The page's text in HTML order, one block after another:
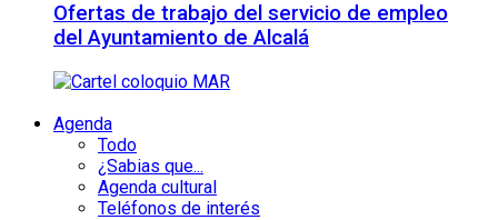
Ofertas de trabajo del servicio de empleo
del Ayuntamiento de Alcalá
Agenda
Todo
¿Sabias que...
Agenda cultural
Teléfonos de interés